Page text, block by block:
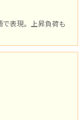
表現。上昇負荷も